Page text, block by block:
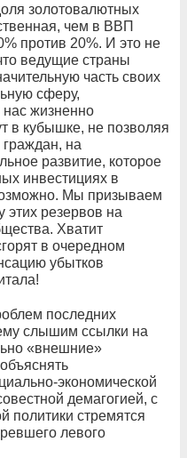
золотовалютных
чем в ВВП
против 20%. И это не
ведущие страны
часть своих
сферу,
нас жизненно
в кубышке, не позволяя
граждан, на
развитие, которое
инвестициях в
Мы призываем
резервов на
Хватит
в очередном
убытков
последних
слышим ссылки на
«внешние»
экономической
демагогией, с
политики стремятся
левого